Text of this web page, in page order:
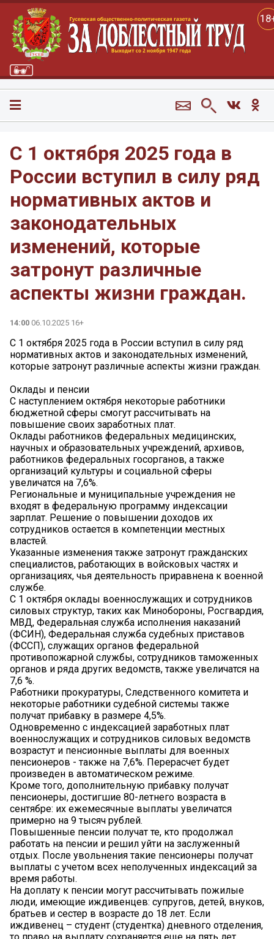
С 1 октября 2025 года в
России вступил в силу ряд
нормативных актов и
законодательных
изменений, которые
затронут различные
аспекты жизни граждан.
14:00 06.10.2025 16+
С 1 октября 2025 года в России вступил в силу ряд
нормативных актов и законодательных изменений,
которые затронут различные аспекты жизни граждан.
Оклады и пенсии
С наступлением октября некоторые работники
бюджетной сферы смогут рассчитывать на
повышение своих заработных плат.
Оклады работников федеральных медицинских,
научных и образовательных учреждений, архивов,
работников федеральных госорганов, а также
организаций культуры и социальной сферы
увеличатся на 7,6%.
Региональные и муниципальные учреждения не
входят в федеральную программу индексации
зарплат. Решение о повышении доходов их
сотрудников остается в компетенции местных
властей.
Указанные изменения также затронут гражданских
специалистов, работающих в войсковых частях и
организациях, чья деятельность приравнена к военной
службе.
С 1 октября оклады военнослужащих и сотрудников
силовых структур, таких как Минобороны, Росгвардия,
МВД, Федеральная служба исполнения наказаний
(ФСИН), Федеральная служба судебных приставов
(ФССП), служащих органов федеральной
противопожарной службы, сотрудников таможенных
органов и ряда других ведомств, также увеличатся на
7,6 %.
Работники прокуратуры, Следственного комитета и
некоторые работники судебной системы также
получат прибавку в размере 4,5%.
Одновременно с индексацией заработных плат
военнослужащих и сотрудников силовых ведомств
возрастут и пенсионные выплаты для военных
пенсионеров - также на 7,6%. Перерасчет будет
произведен в автоматическом режиме.
Кроме того, дополнительную прибавку получат
пенсионеры, достигшие 80-летнего возраста в
сентябре: их ежемесячные выплаты увеличатся
примерно на 9 тысяч рублей.
Повышенные пенсии получат те, кто продолжал
работать на пенсии и решил уйти на заслуженный
отдых. После увольнения такие пенсионеры получат
выплаты с учетом всех неполученных индексаций за
время работы.
На доплату к пенсии могут рассчитывать пожилые
люди, имеющие иждивенцев: супругов, детей, внуков,
братьев и сестер в возрасте до 18 лет. Если
иждивенец – студент (студентка) дневного отделения,